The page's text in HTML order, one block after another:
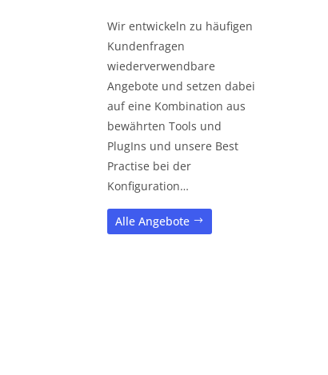
Wir entwickeln zu häufigen
Kundenfragen
wiederverwendbare
Angebote und setzen dabei
auf eine Kombination aus
bewährten Tools und
PlugIns und unsere Best
Practise bei der
Konfiguration…
Alle Angebote